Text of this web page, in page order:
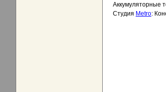
Аккумуляторные
Студия Metro: